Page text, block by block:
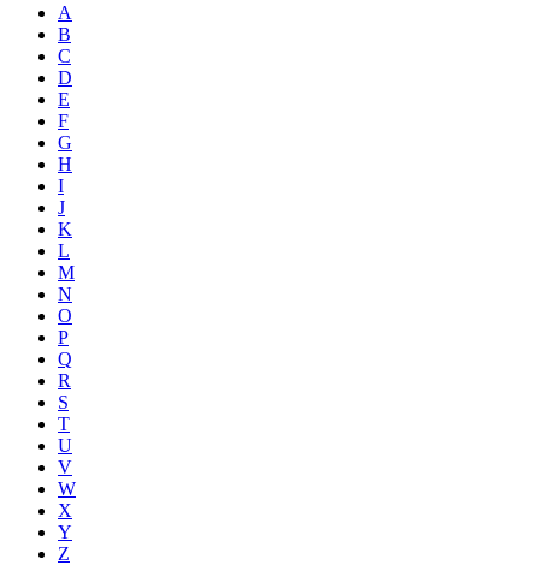
A
B
C
D
E
F
G
H
I
J
K
L
M
N
O
P
Q
R
S
T
U
V
W
X
Y
Z